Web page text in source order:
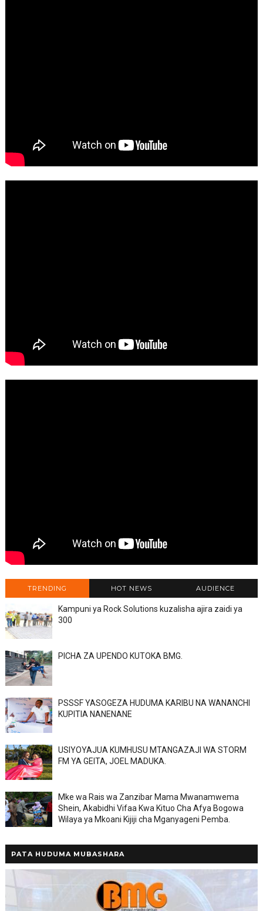
TRENDING HOT NEWS AUDIENCE
Kampuni ya Rock Solutions kuzalisha ajira zaidi ya
300
PICHA ZA UPENDO KUTOKA BMG.
PSSSF YASOGEZA HUDUMA KARIBU NA WANANCHI
KUPITIA NANENANE
USIYOYAJUA KUMHUSU MTANGAZAJI WA STORM
FM YA GEITA, JOEL MADUKA.
Mke wa Rais wa Zanzibar Mama Mwanamwema
Shein, Akabidhi Vifaa Kwa Kituo Cha Afya Bogowa
Wilaya ya Mkoani Kijiji cha Mganyageni Pemba.
PATA HUDUMA MUBASHARA